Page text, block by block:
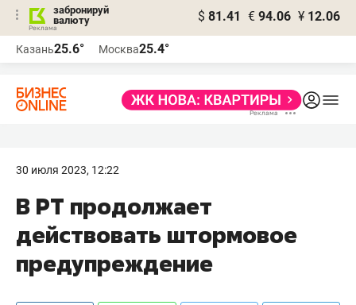
забронируй
валюту
$ 81.41 € 94.06 ¥ 12.06
Казань25.6° Москва25.4°
30 июля 2023, 12:22
В РТ продолжает
действовать штормовое
предупреждение